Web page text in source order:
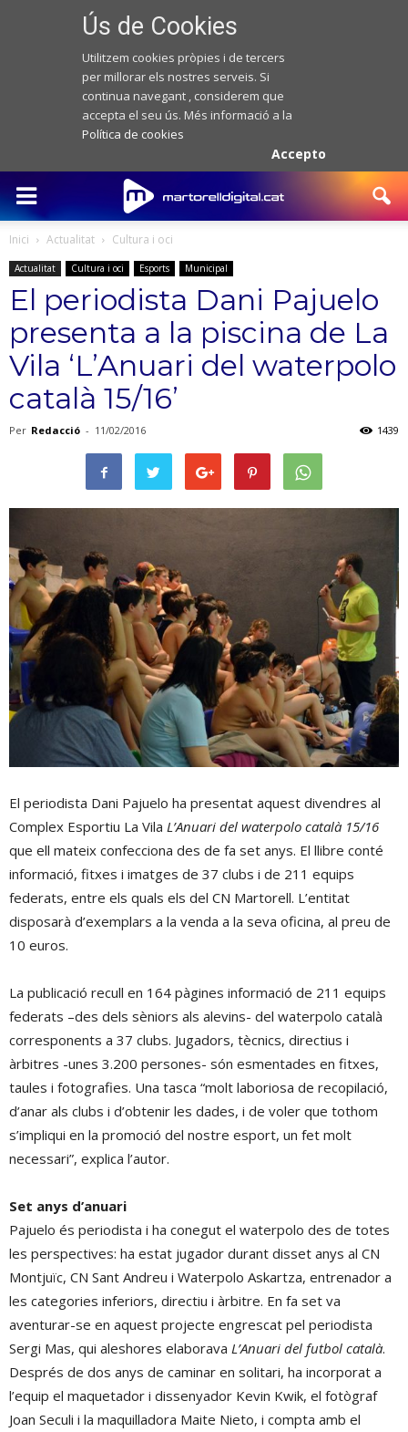
Ús de Cookies
Utilitzem cookies pròpies i de tercers
per millorar els nostres serveis. Si
continua navegant , considerem que
accepta el seu ús. Més informació a la
Política de cookies
Accepto
Inici Actualitat Cultura i oci
Actualitat Cultura i oci Esports Municipal
El periodista Dani Pajuelo
presenta a la piscina de La
Vila ‘L’Anuari del waterpolo
català 15/16’
Per Redacció - 11/02/2016 1439
El periodista Dani Pajuelo ha presentat aquest divendres al
Complex Esportiu La Vila L’Anuari del waterpolo català 15/16
que ell mateix confecciona des de fa set anys. El llibre conté
informació, fitxes i imatges de 37 clubs i de 211 equips
federats, entre els quals els del CN Martorell. L’entitat
disposarà d’exemplars a la venda a la seva oficina, al preu de
10 euros.
La publicació recull en 164 pàgines informació de 211 equips
federats –des dels sèniors als alevins- del waterpolo català
corresponents a 37 clubs. Jugadors, tècnics, directius i
àrbitres -unes 3.200 persones- són esmentades en fitxes,
taules i fotografies. Una tasca “molt laboriosa de recopilació,
d’anar als clubs i d’obtenir les dades, i de voler que tothom
s’impliqui en la promoció del nostre esport, un fet molt
necessari”, explica l’autor.
Set anys d’anuari
Pajuelo és periodista i ha conegut el waterpolo des de totes
les perspectives: ha estat jugador durant disset anys al CN
Montjuïc, CN Sant Andreu i Waterpolo Askartza, entrenador a
les categories inferiors, directiu i àrbitre. En fa set va
aventurar-se en aquest projecte engrescat pel periodista
Sergi Mas, qui aleshores elaborava L’Anuari del futbol català.
Després de dos anys de caminar en solitari, ha incorporat a
l’equip el maquetador i dissenyador Kevin Kwik, el fotògraf
Joan Seculi i la maquilladora Maite Nieto, i compta amb el